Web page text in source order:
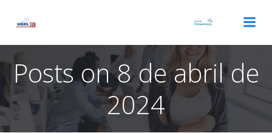
Posts on 8 de abril de
2024